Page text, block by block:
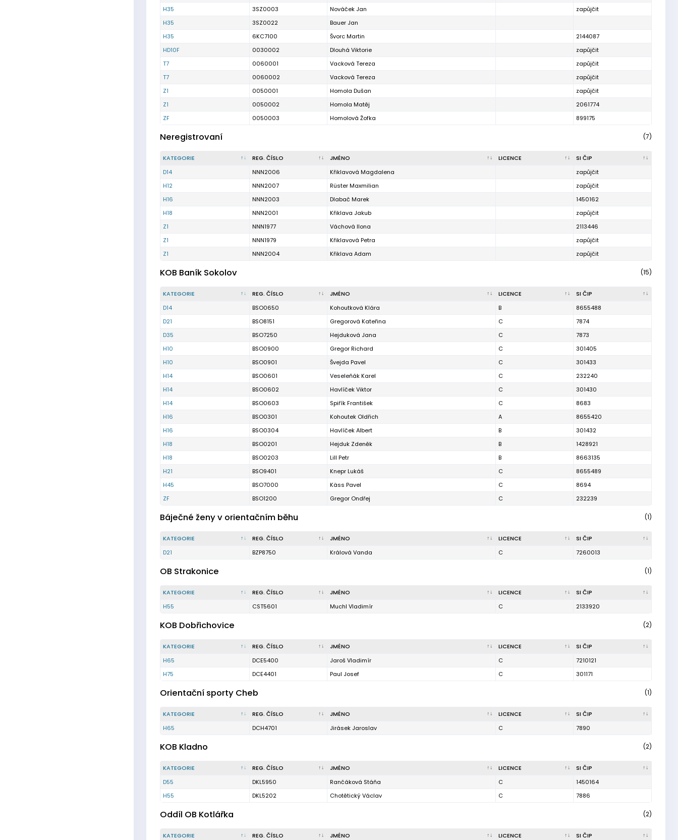
H35
3SZ0003 Nováček Jan
zapůjčit
H35
3SZ0022
Bauer Jan
H35
6KC7100 Švorc Martin
2144087
HD10F
0030002 Dlouhá Viktorie
zapůjčit
T7
0060001 Vacková Tereza
zapůjčit
T7
0060002 Vacková Tereza
zapůjčit
Z1
0050001 Homola Dušan
zapůjčit
Z1
0050002 Homola Matěj
2061774
ZF
0050003 Homolová Žofka 899175
Neregistrovaní (7)
KATEGORIE REG. ČÍSLO JMÉNO LICENCE
SI ČIP
D14
NNN2006 Křiklavová Magdalena
zapůjčit
H12
NNN2007 Rüster Maxmilian
zapůjčit
H16
NNN2003 Dlabač Marek
1450162
H18
NNN2001 Křiklava Jakub
zapůjčit
Z1
NNN1977 Váchová Ilona
2113446
Z1
NNN1979 Křiklavová Petra
zapůjčit
Z1
NNN2004 Křiklava Adam zapůjčit
KOB Baník Sokolov (15)
KATEGORIE REG. ČÍSLO JMÉNO LICENCE
SI ČIP
D14
BSO0650 Kohoutková Klára B
8655488
D21
BSO8151 Gregorová Kateřina C
7874
D35
BSO7250 Hejduková Jana C
7873
H10
BSO0900 Gregor Richard C
301405
H10
BSO0901 Švejda Pavel C
301433
H14
BSO0601 Veseleňák Karel C
232240
H14
BSO0602 Havlíček Viktor C
301430
H14
BSO0603 Spiřík František C
8683
H16
BSO0301 Kohoutek Oldřich A
8655420
H16
BSO0304 Havlíček Albert B
301432
H18
BSO0201 Hejduk Zdeněk B
1428921
H18
BSO0203 Lill Petr B
8663135
H21
BSO9401 Knepr Lukáš C
8655489
H45
BSO7000 Käss Pavel C
8694
ZF
BSO1200 Gregor Ondřej C 232239
Báječné ženy v orientačním běhu (1)
KATEGORIE REG. ČÍSLO JMÉNO LICENCE
SI ČIP
D21
BZP8750 Králová Vanda C 7260013
OB Strakonice (1)
KATEGORIE REG. ČÍSLO JMÉNO LICENCE
SI ČIP
H55
CST5601 Muchl Vladimír C 2133920
KOB Dobřichovice (2)
KATEGORIE REG. ČÍSLO JMÉNO LICENCE
SI ČIP
H65
DCE5400 Jaroš Vladimír C
7210121
H75
DCE4401 Paul Josef C 301171
Orientační sporty Cheb (1)
KATEGORIE REG. ČÍSLO JMÉNO LICENCE
SI ČIP
H65
DCH4701 Jirásek Jaroslav C 7890
KOB Kladno (2)
KATEGORIE REG. ČÍSLO JMÉNO LICENCE
SI ČIP
D55
DKL5950 Rančáková Stáňa C
1450164
H55
DKL5202 Chotětický Václav C 7886
Oddíl OB Kotlářka (2)
KATEGORIE REG. ČÍSLO JMÉNO LICENCE
SI ČIP